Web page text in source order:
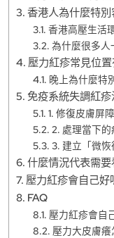
香港人為什麼特
香港高壓生活
為什麼很多人
壓力紅疹常見位置
晚上為什麼特
免疫系統失調紅
1. 修復皮膚屏
2. 處理當下的
3. 建立「微
什麼情況代表需要
壓力紅疹會自己好
FAQ
壓力紅疹會自
壓力大皮膚癢